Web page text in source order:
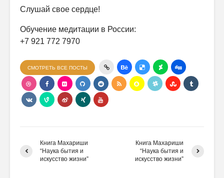
Слушай свое сердце!
Обучение медитации в России:
+7 921 772 7970
СМОТРЕТЬ ВСЕ ПОСТЫ
Книга Махариши
“Наука бытия и
искусство жизни”
Книга Махариши
“Наука бытия и
искусство жизни”